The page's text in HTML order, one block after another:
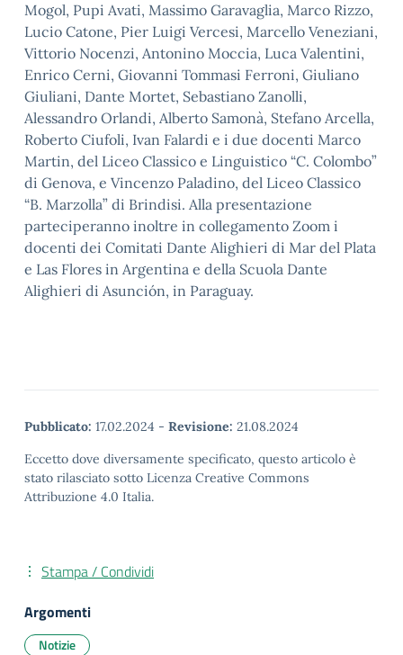
Mogol, Pupi Avati, Massimo Garavaglia, Marco Rizzo,
Lucio Catone, Pier Luigi Vercesi, Marcello Veneziani,
Vittorio Nocenzi, Antonino Moccia, Luca Valentini,
Enrico Cerni, Giovanni Tommasi Ferroni, Giuliano
Giuliani, Dante Mortet, Sebastiano Zanolli,
Alessandro Orlandi, Alberto Samonà, Stefano Arcella,
Roberto Ciufoli, Ivan Falardi e i due docenti Marco
Martin, del Liceo Classico e Linguistico “C. Colombo”
di Genova, e Vincenzo Paladino, del Liceo Classico
“B. Marzolla” di Brindisi. Alla presentazione
parteciperanno inoltre in collegamento Zoom i
docenti dei Comitati Dante Alighieri di Mar del Plata
e Las Flores in Argentina e della Scuola Dante
Alighieri di Asunción, in Paraguay.
Pubblicato: 17.02.2024 - Revisione: 21.08.2024
Eccetto dove diversamente specificato, questo articolo è
stato rilasciato sotto Licenza Creative Commons
Attribuzione 4.0 Italia.
Stampa / Condividi
Argomenti
Notizie